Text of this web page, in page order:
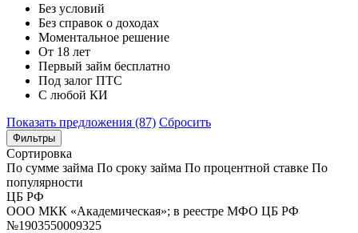
Без условий
Без справок о доходах
Моментальное решение
От 18 лет
Первый займ бесплатно
Под залог ПТС
С любой КИ
Показать предложения (87) Сбросить
Фильтры
Сортировка
По сумме займа По сроку займа По процентной ставке По
популярности
ЦБ РФ
ООО МКК «Академическая»; в реестре МФО ЦБ РФ
№1903550009325